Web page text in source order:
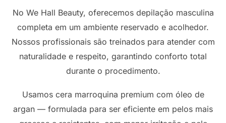
No We Hall Beauty, oferecemos depilação masculina
completa em um ambiente reservado e acolhedor.
Nossos profissionais são treinados para atender com
naturalidade e respeito, garantindo conforto total
durante o procedimento.
Usamos cera marroquina premium com óleo de
argan — formulada para ser eficiente em pelos mais